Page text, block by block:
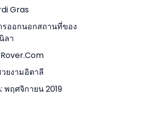
Gras
รออกนอกสถานที่ของ
ลา
Rover.com
ยงามอิตาลี
พฤศจิกายน 2019